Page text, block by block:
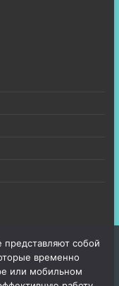
собой
временно
или мобильном